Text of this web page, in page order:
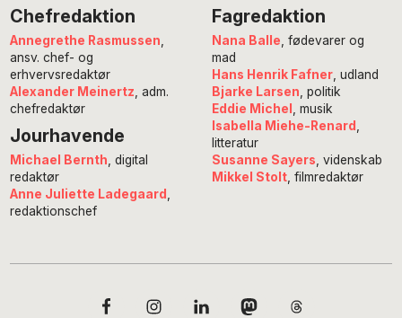
Chefredaktion
Annegrethe Rasmussen
ansv. chef- og
erhvervsredaktør
Alexander Meinertz , adm.
chefredaktør
Jourhavende
Michael Bernth, digital
redaktør
Anne Juliette Ladegaard ,
redaktionschef
Fagredaktion
Nana Balle , fødevarer og
mad
Hans Henrik Fafner, udland
Bjarke Larsen , politik
Eddie Michel , musik
Isabella Miehe-Renard
litteratur
Susanne Sayers , videnskab
Mikkel Stolt, filmredaktør